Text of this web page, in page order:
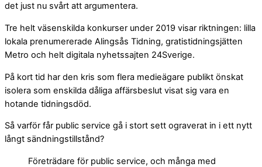
det just nu svårt att argumentera.
Tre helt väsenskilda konkurser under 2019 visar riktningen: lilla
lokala prenumererade Alingsås Tidning, gratistidningsjätten
Metro och helt digitala nyhetssajten 24Sverige.
På kort tid har den kris som flera medieägare publikt önskat
isolera som enskilda dåliga affärsbeslut visat sig vara en
hotande tidningsdöd.
Så varför får public service gå i stort sett ograverat in i ett nytt
långt sändningstillstånd?
Företrädare för public service, och många med